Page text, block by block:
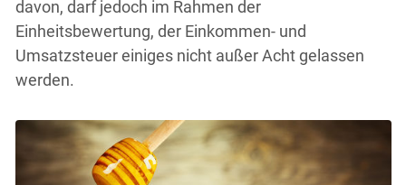
davon, darf jedoch im Rahmen der
Einheitsbewertung, der Einkommen- und
Umsatzsteuer einiges nicht außer Acht gelassen
werden.